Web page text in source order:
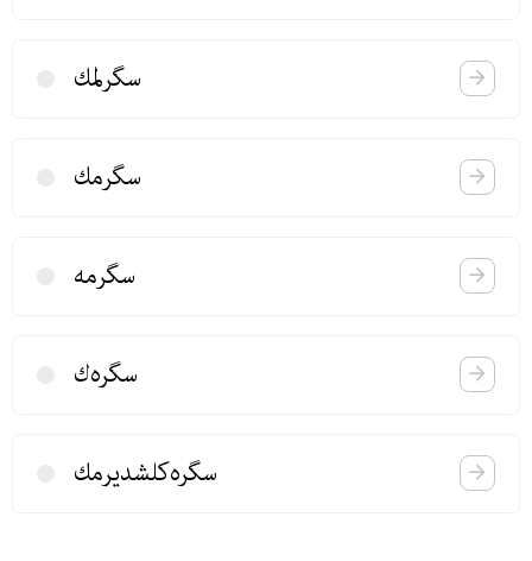
سگرلمك
سگرمك
سگرمه
سگره‌ك
سگره‌كلشدیرمك